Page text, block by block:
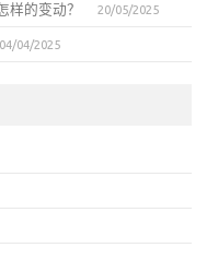
样的变动？ 20/05/2025
04/04/2025